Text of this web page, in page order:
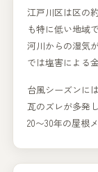
江戸川区は区の
も特に低い地域
河川からの湿気
では塩害による
台風シーズンに
瓦のズレが多発
20〜30年の屋根